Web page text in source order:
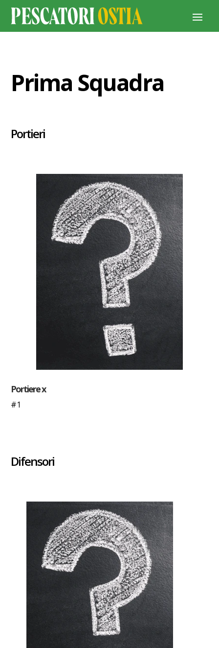
Prima Squadra
Portieri
Portiere x
#1
Difensori